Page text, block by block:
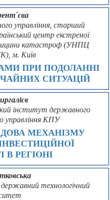
управління, старший
центр екстреної
катастроф (УНПЦ
м. Київ
ПРИ ПОДОЛАННІ
СИТУАЦІЙ
інститут державного
управління КПУ
МЕХАНІЗМУ
В РЕГІОНІ
технологічний